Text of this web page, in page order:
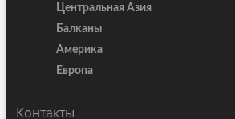
Центральная Азия
Балканы
Америка
Европа
Контакты